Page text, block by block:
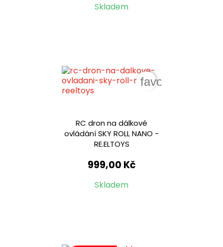
Skladem
RC dron na dálkové
ovládání SKY ROLL NANO -
RE.ELTOYS
999,00 Kč
Skladem
favorite_border